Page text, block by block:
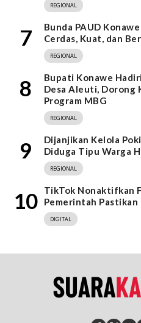
REGIONAL
7
Bunda PAUD
Cerdas, Kuat, dan
REGIONAL
8
Bupati Konawe
Desa Aleuti, Dorong
Program MBG
REGIONAL
9
Dijanjikan Kelola
Diduga Tipu Warga
REGIONAL
10
TikTok Nonaktifkan
Pemerintah
DIGITAL